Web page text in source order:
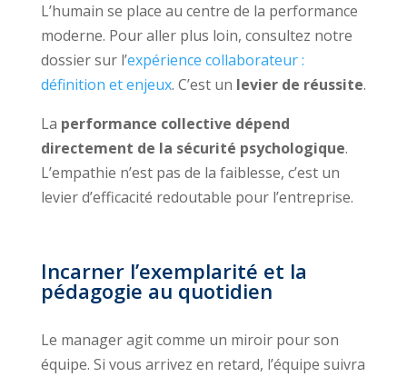
L’humain se place au centre de la performance
moderne. Pour aller plus loin, consultez notre
dossier sur l’expérience collaborateur :
définition et enjeux. C’est un levier de réussite.
La performance collective dépend
directement de la sécurité psychologique.
L’empathie n’est pas de la faiblesse, c’est un
levier d’efficacité redoutable pour l’entreprise.
Incarner l’exemplarité et la
pédagogie au quotidien
Le manager agit comme un miroir pour son
équipe. Si vous arrivez en retard, l’équipe suivra